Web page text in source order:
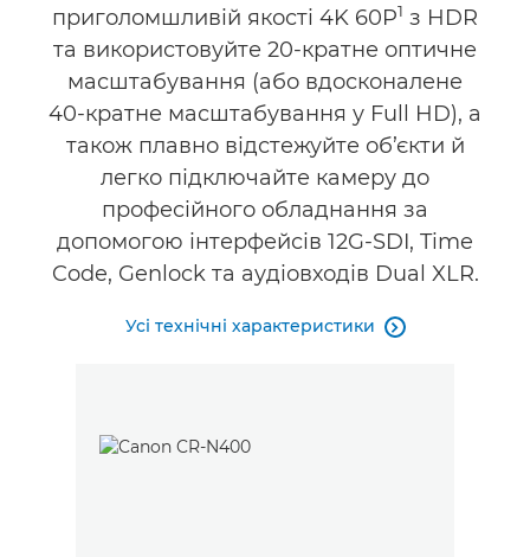
приголомшливій якості 4K 60P1 з HDR
та використовуйте 20-кратне оптичне
масштабування (або вдосконалене
40-кратне масштабування у Full HD), а
також плавно відстежуйте об’єкти й
легко підключайте камеру до
професійного обладнання за
допомогою інтерфейсів 12G-SDI, Time
Code, Genlock та аудіовходів Dual XLR.
Усі технічні характеристики 